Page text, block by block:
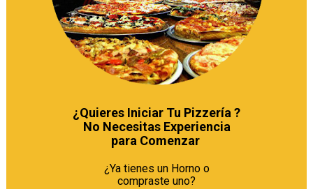
¿Quieres Iniciar Tu Pizzería ?
No Necesitas Experiencia
para Comenzar
¿Ya tienes un Horno o
compraste uno?